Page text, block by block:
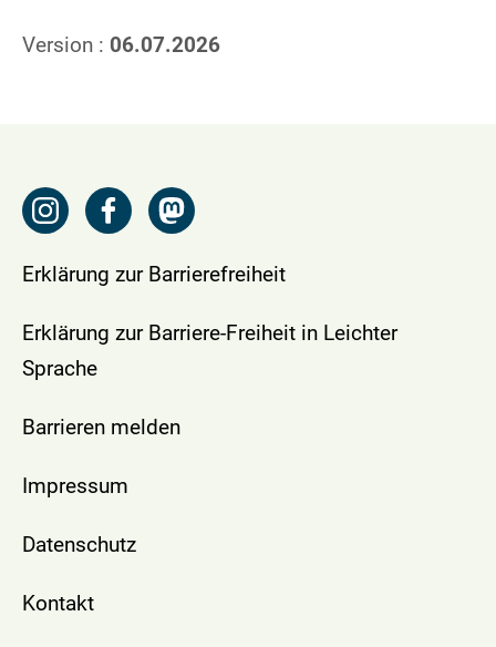
Version : 06.07.2026
Erklärung zur Barrierefreiheit
Erklärung zur Barriere-Freiheit in Leichter
Sprache
Barrieren melden
Impressum
Datenschutz
Kontakt